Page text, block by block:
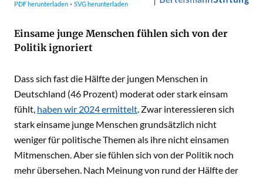
Einsame junge Menschen fühlen sich von der
Politik ignoriert
Dass sich fast die Hälfte der jungen Menschen in
Deutschland (46 Prozent) moderat oder stark einsam
fühlt, haben wir 2024 ermittelt. Zwar interessieren sich
stark einsame junge Menschen grundsätzlich nicht
weniger für politische Themen als ihre nicht einsamen
Mitmenschen. Aber sie fühlen sich von der Politik noch
mehr übersehen. Nach Meinung von rund der Hälfte der